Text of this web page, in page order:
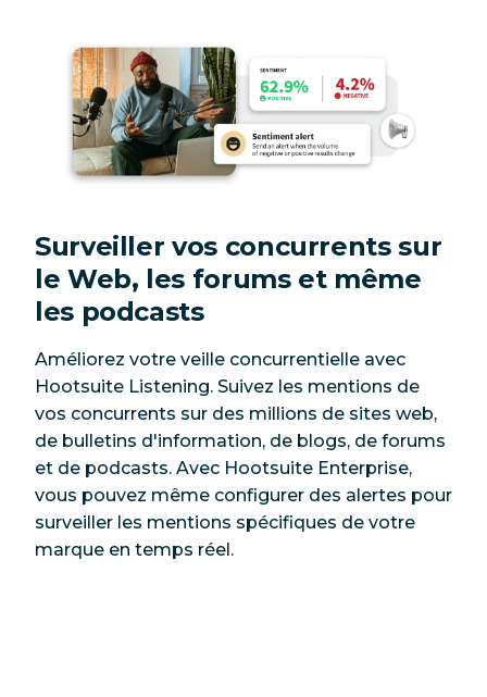
Surveiller vos concurrents sur
le Web, les forums et même
les podcasts
Améliorez votre veille concurrentielle avec
Hootsuite Listening. Suivez les mentions de
vos concurrents sur des millions de sites web,
de bulletins d'information, de blogs, de forums
et de podcasts. Avec Hootsuite Enterprise,
vous pouvez même configurer des alertes pour
surveiller les mentions spécifiques de votre
marque en temps réel.